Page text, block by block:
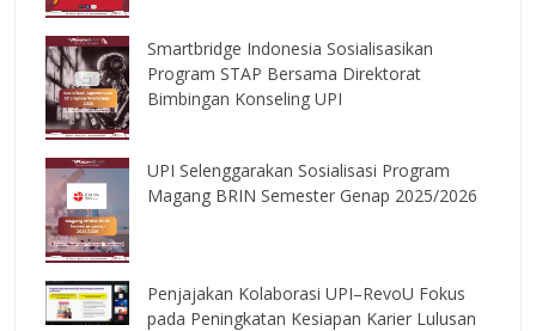
Smartbridge Indonesia Sosialisasikan
Program STAP Bersama Direktorat
Bimbingan Konseling UPI
UPI Selenggarakan Sosialisasi Program
Magang BRIN Semester Genap 2025/2026
Penjajakan Kolaborasi UPI–RevoU Fokus
pada Peningkatan Kesiapan Karier Lulusan